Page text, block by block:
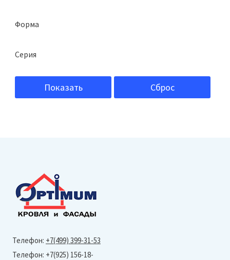
Форма
Серия
Показать Сброс
Телефон: +7(499) 399-31-53
Телефон: +7(925) 156-18-